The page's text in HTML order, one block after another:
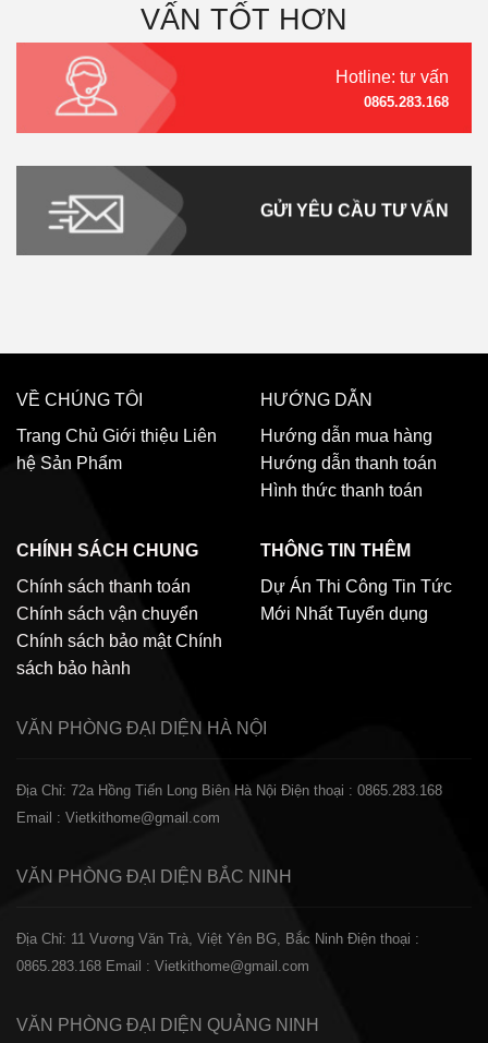
VẤN TỐT HƠN
Hotline: tư vấn
0865.283.168
GỬI YÊU CẦU TƯ VẤN
VỀ CHÚNG TÔI
Trang Chủ Giới thiệu Liên
hệ Sản Phẩm
HƯỚNG DẪN
Hướng dẫn mua hàng
Hướng dẫn thanh toán
Hình thức thanh toán
CHÍNH SÁCH CHUNG
Chính sách thanh toán
Chính sách vận chuyển
Chính sách bảo mật Chính
sách bảo hành
THÔNG TIN THÊM
Dự Án Thi Công Tin Tức
Mới Nhất Tuyển dụng
VĂN PHÒNG ĐẠI DIỆN HÀ NỘI
Địa Chỉ: 72a Hồng Tiến Long Biên Hà Nội Điện thoại : 0865.283.168
Email : Vietkithome@gmail.com
VĂN PHÒNG ĐẠI DIỆN BẮC NINH
Địa Chỉ: 11 Vương Văn Trà, Việt Yên BG, Bắc Ninh Điện thoại :
0865.283.168 Email : Vietkithome@gmail.com
VĂN PHÒNG ĐẠI DIỆN QUẢNG NINH